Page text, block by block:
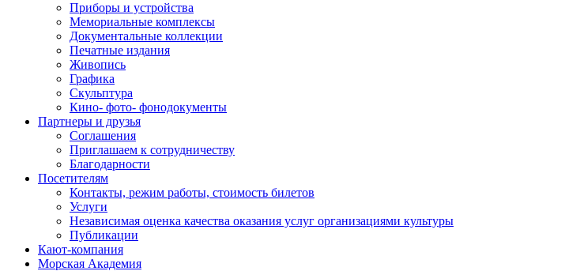
Приборы и устройства
Мемориальные комплексы
Документальные коллекции
Печатные издания
Живопись
Графика
Скульптура
Кино- фото- фонодокументы
Партнеры и друзья
Соглашения
Приглашаем к сотрудничеству
Благодарности
Посетителям
Контакты, режим работы, стоимость билетов
Услуги
Независимая оценка качества оказания услуг организациями культуры
Публикации
Кают-компания
Морская Академия